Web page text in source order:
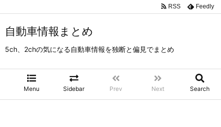
自動車情報まとめ
5ch、2chの気になる自動車情報を独断と偏見でまとめ
Menu Sidebar Prev Next Search
RSS Feedly